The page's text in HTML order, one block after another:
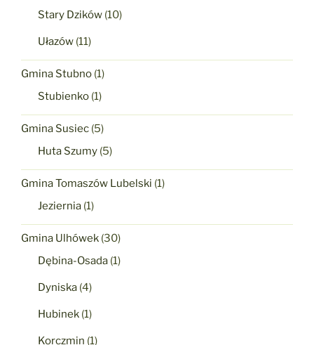
Stary Dzików (10)
Ułazów (11)
Gmina Stubno (1)
Stubienko (1)
Gmina Susiec (5)
Huta Szumy (5)
Gmina Tomaszów Lubelski (1)
Jeziernia (1)
Gmina Ulhówek (30)
Dębina-Osada (1)
Dyniska (4)
Hubinek (1)
Korczmin (1)